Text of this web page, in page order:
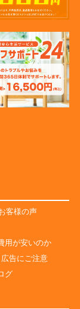
客様の声
用が安いのか
告にご注意
グ